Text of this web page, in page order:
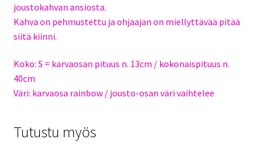
joustokahvan ansiosta.
Kahva on pehmustettu ja ohjaajan on miellyttävää pitää
siitä kiinni.
Koko: S = karvaosan pituus n. 13cm / kokonaispituus n.
40cm
Väri: karvaosa rainbow / jousto-osan väri vaihtelee
Tutustu myös